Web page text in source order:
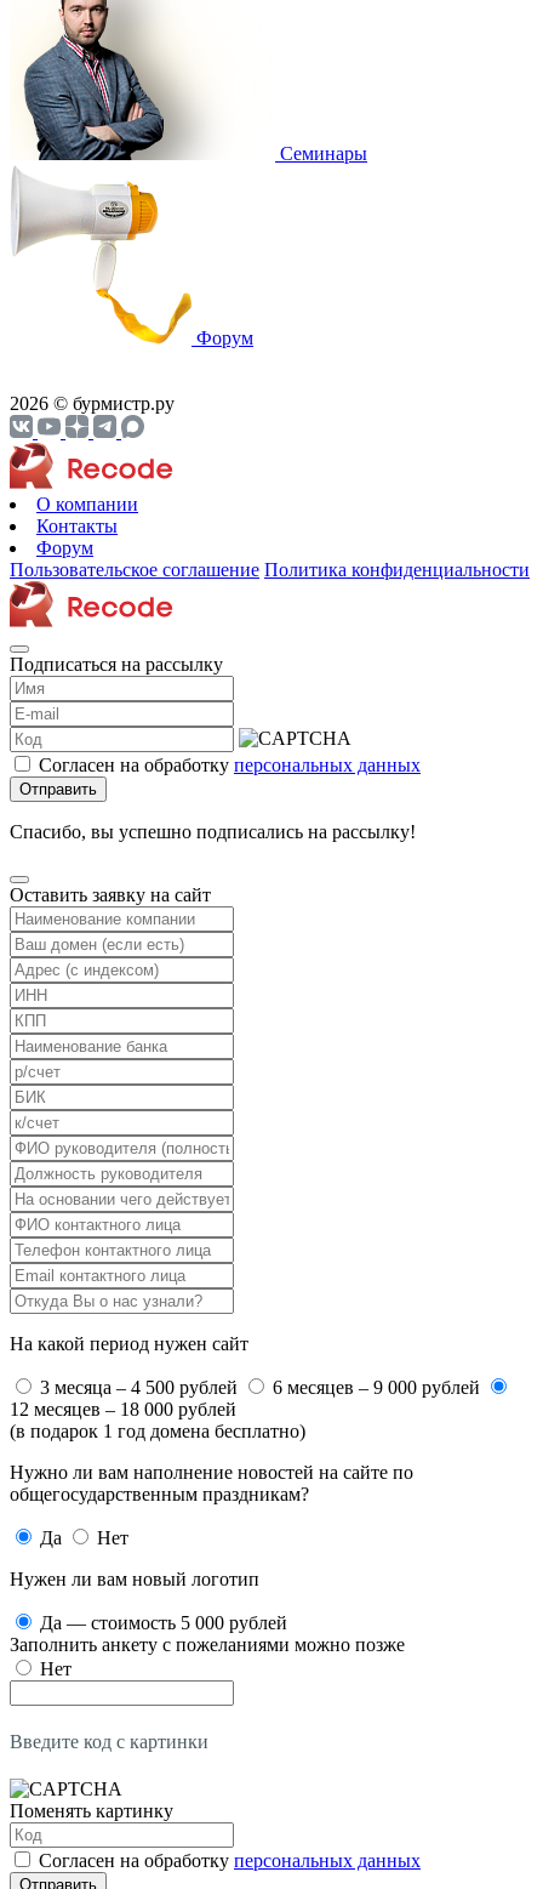
Cеминары
Форум
2026 © бурмистр.ру
О компании
Контакты
Форум
Пользовательское соглашение Политика конфиденциальности
Подписаться на рассылку
Согласен на обработку персональных данных
Отправить
Спасибо, вы успешно подписались на рассылку!
Оставить заявку на сайт
На какой период нужен сайт
3 месяца – 4 500 рублей
6 месяцев – 9 000 рублей
12 месяцев – 18 000 рублей
(в подарок 1 год домена бесплатно)
Нужно ли вам наполнение новостей на сайте по
общегосударственным праздникам?
Да
Нет
Нужен ли вам новый логотип
Да — стоимость 5 000 рублей
Заполнить анкету с пожеланиями можно позже
Нет
Введите код с картинки
Поменять картинку
Согласен на обработку персональных данных
Отправить